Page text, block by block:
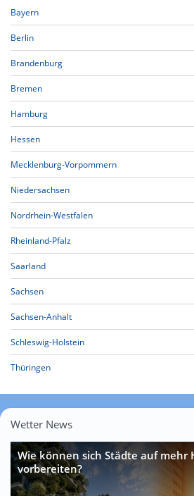
Bayern
Berlin
Brandenburg
Bremen
Hamburg
Hessen
Mecklenburg-Vorpommern
Niedersachsen
Nordrhein-Westfalen
Rheinland-Pfalz
Saarland
Sachsen
Sachsen-Anhalt
Schleswig-Holstein
Thüringen
Wetter News
Wie können sich Städte auf mehr
vorbereiten?